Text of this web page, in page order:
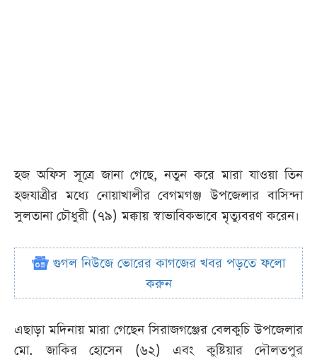
হজ অফিস সূত্রে জানা গেছে, নতুন করে মারা যাওয়া তিন
হজযাত্রীর মধ্যে নোয়াখালীর বেগমগঞ্জ উপজেলার বাসিন্দা
সুলতানা চৌধুরী (৭৯) মক্কায় স্বাভাবিকভাবে মৃত্যুবরণ করেন।
গুগল নিউজে ভোরের কাগজের খবর পড়তে ফলো
করুন
এছাড়া মদিনায় মারা গেছেন সিরাজগঞ্জের বেলকুচি উপজেলার
মো. জাকির হোসেন (৬২) এবং কুষ্টিয়ার দৌলতপুর